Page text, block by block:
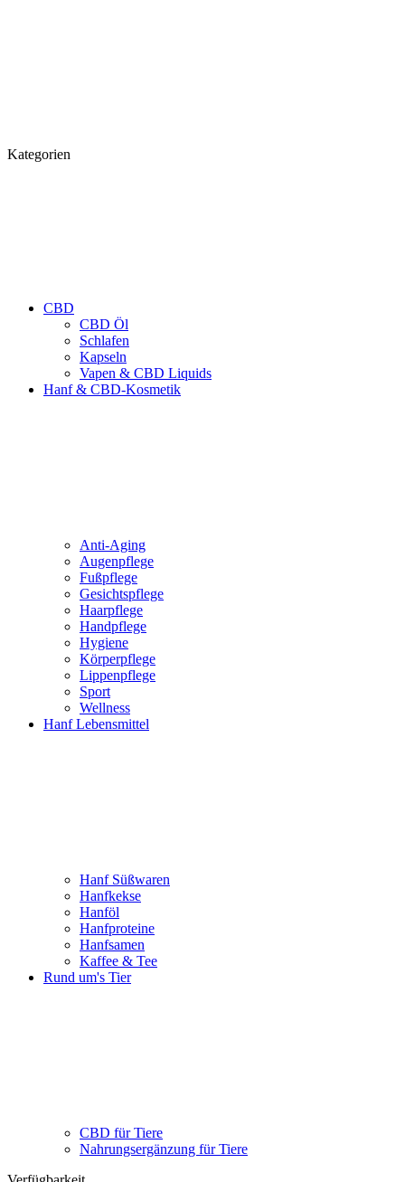
Kategorien
CBD
CBD Öl
Schlafen
Kapseln
Vapen & CBD Liquids
Hanf & CBD-Kosmetik
Anti-Aging
Augenpflege
Fußpflege
Gesichtspflege
Haarpflege
Handpflege
Hygiene
Körperpflege
Lippenpflege
Sport
Wellness
Hanf Lebensmittel
Hanf Süßwaren
Hanfkekse
Hanföl
Hanfproteine
Hanfsamen
Kaffee & Tee
Rund um's Tier
CBD für Tiere
Nahrungsergänzung für Tiere